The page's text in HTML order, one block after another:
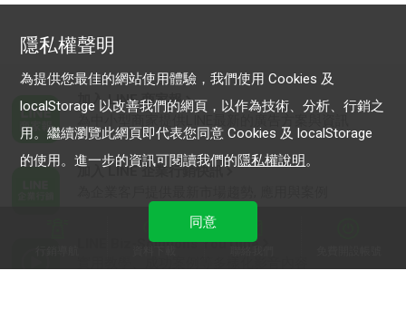
加入 LINE 商家報
加入 LINE 企業行銷快訊
LINE Biz-Solutions YouTube
隱私權聲明
為提供您最佳的網站使用體驗，我們使用 Cookies 及
localStorage 以改善我們的網頁，以作為技術、分析、行銷之
用。繼續瀏覽此網頁即代表您同意 Cookies 及 localStorage
的使用。進一步的資訊可閱讀我們的隱私權說明。
同意